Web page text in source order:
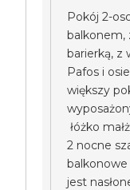
Pokój 2-
balkonem,
barierką, z
Pafos i
większy
łóżko
2 nocne
balkonowe
jest